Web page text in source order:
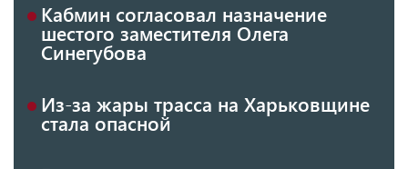
Кабмин согласовал назначение
шестого заместителя Олега
Синегубова
Из-за жары трасса на Харьковщине
стала опасной